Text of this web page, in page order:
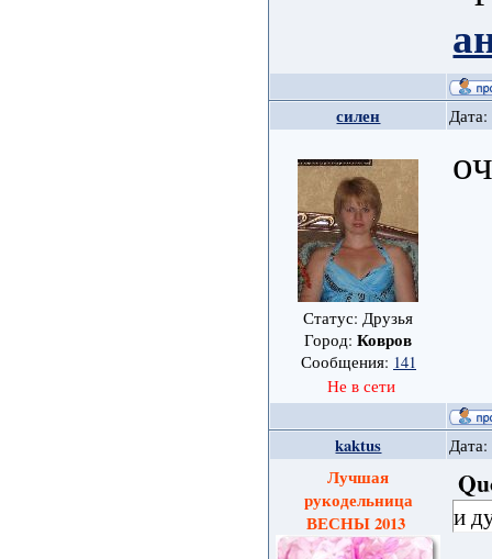
силен Дата:
Статус: Друзья
Город:Ковров
Сообщения: 141
Не в сети
kaktus
Лучшая
рукодельница
ВЕСНЫ 2013
и